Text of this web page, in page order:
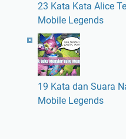
23 Kata Kata Alice
Mobile Legends
19 Kata dan Suara
Mobile Legends